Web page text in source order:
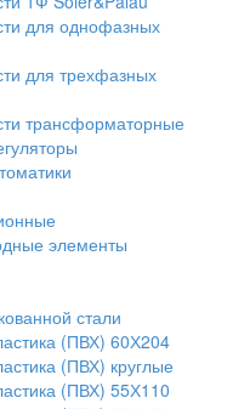
для однофазных
для трехфазных
трансформаторные
элементы
стали
(ПВХ) 60Х204
(ПВХ) круглые
(ПВХ) 55Х110